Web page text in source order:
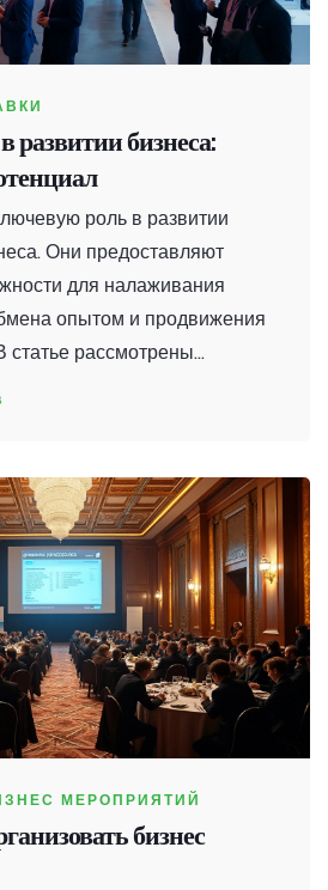
развитии бизнеса:
роль в развитии
Они предоставляют
для налаживания
опытом и продвижения
статье рассмотрены
мероприятий и
для компаний различного
события могут существенно
и
бизнеса.
МЕРОПРИЯТИЙ
бизнес